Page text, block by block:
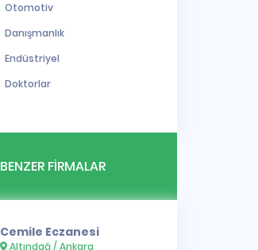
Otomotiv
Danışmanlık
Endüstriyel
Doktorlar
BENZER FİRMALAR
Cemile Eczanesi
Altındağ / Ankara